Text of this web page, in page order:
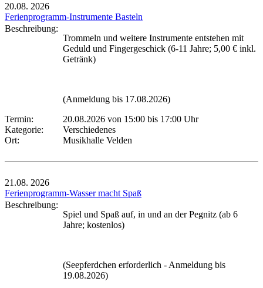
20.08. 2026
Ferienprogramm-Instrumente Basteln
Beschreibung:
Trommeln und weitere Instrumente entstehen mit
Geduld und Fingergeschick (6-11 Jahre; 5,00 € inkl.
Getränk)
(Anmeldung bis 17.08.2026)
Termin:
20.08.2026 von 15:00 bis 17:00 Uhr
Kategorie:
Verschiedenes
Ort:
Musikhalle Velden
21.08. 2026
Ferienprogramm-Wasser macht Spaß
Beschreibung:
Spiel und Spaß auf, in und an der Pegnitz (ab 6
Jahre; kostenlos)
(Seepferdchen erforderlich - Anmeldung bis
19.08.2026)